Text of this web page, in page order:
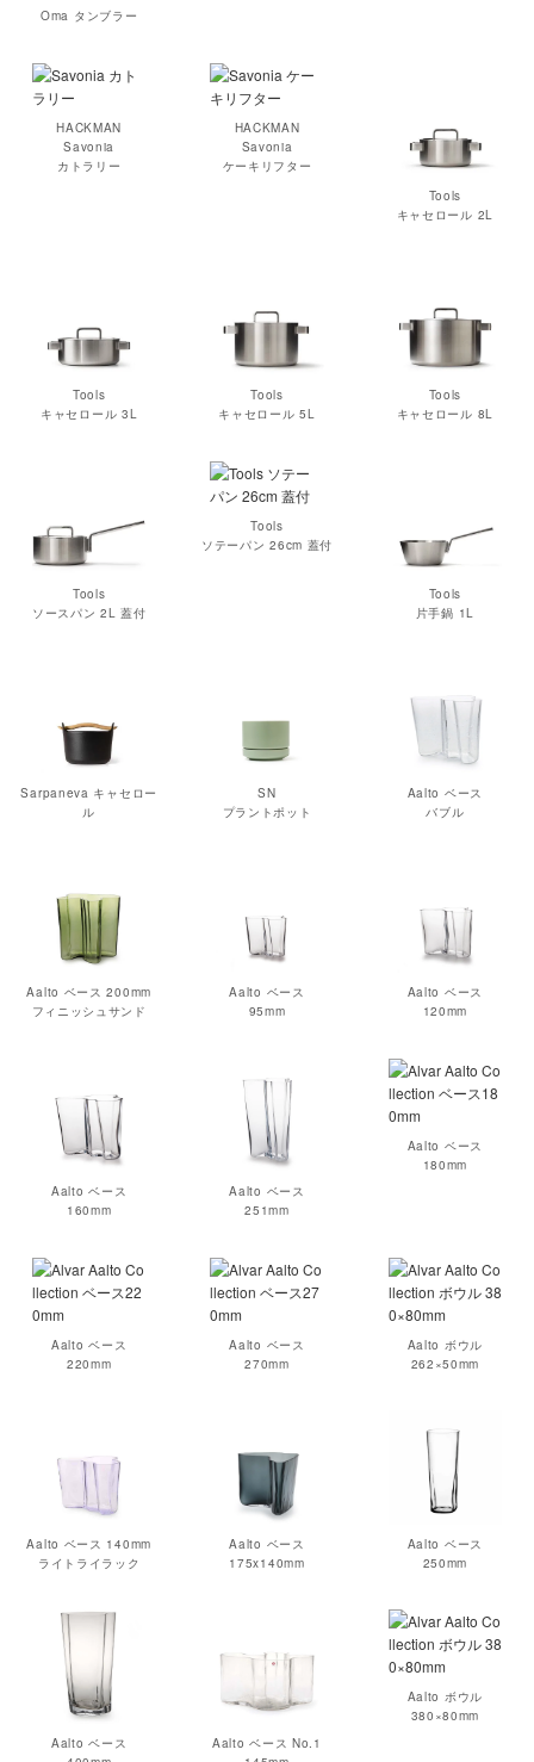
Oma タンブラー
HACKMAN
Savonia
カトラリー
HACKMAN
Savonia
ケーキリフター
Tools
キャセロール 2L
Tools
キャセロール 3L
Tools
キャセロール 5L
Tools
キャセロール 8L
Tools
ソースパン 2L 蓋付
Tools
ソテーパン 26cm 蓋付
Tools
片手鍋 1L
Sarpaneva キャセロー
ル
SN
プラントポット
Aalto ベース
バブル
Aalto ベース 200mm
フィニッシュサンド
Aalto ベース
95mm
Aalto ベース
120mm
Aalto ベース
160mm
Aalto ベース
251mm
Aalto ベース
180mm
Aalto ベース
220mm
Aalto ベース
270mm
Aalto ボウル
262×50mm
Aalto ベース 140mm
ライトライラック
Aalto ベース
175x140mm
Aalto ベース
250mm
Aalto ベース
Aalto ベース No.1
Aalto ボウル
380×80mm